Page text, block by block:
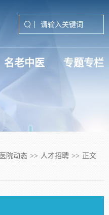
名老中医 专题专栏
医院动态 >> 人才招聘 >> 正文